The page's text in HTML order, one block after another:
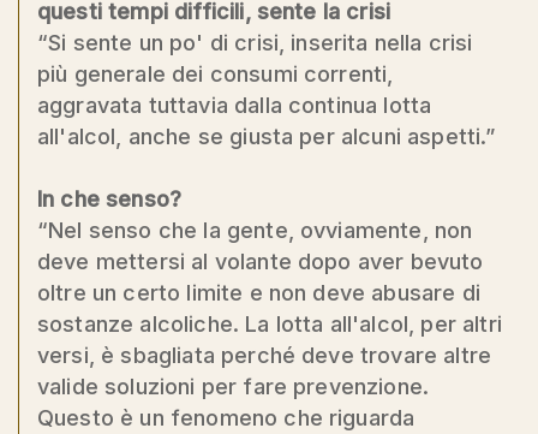
questi tempi difficili, sente la crisi
“Si sente un po' di crisi, inserita nella crisi
più generale dei consumi correnti,
aggravata tuttavia dalla continua lotta
all'alcol, anche se giusta per alcuni aspetti.”
In che senso?
“Nel senso che la gente, ovviamente, non
deve mettersi al volante dopo aver bevuto
oltre un certo limite e non deve abusare di
sostanze alcoliche. La lotta all'alcol, per altri
versi, è sbagliata perché deve trovare altre
valide soluzioni per fare prevenzione.
Questo è un fenomeno che riguarda